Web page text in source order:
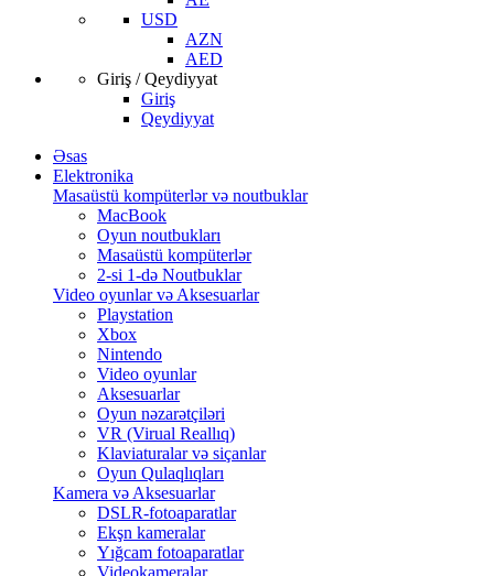
USD
AZN
AED
Giriş / Qeydiyyat
Giriş
Qeydiyyat
Əsas
Elektronika
Masaüstü kompüterlər və noutbuklar
MacBook
Oyun noutbukları
Masaüstü kompüterlər
2-si 1-də Noutbuklar
Video oyunlar və Aksesuarlar
Playstation
Xbox
Nintendo
Video oyunlar
Aksesuarlar
Oyun nəzarətçiləri
VR (Virual Reallıq)
Klaviaturalar və siçanlar
Oyun Qulaqlıqları
Kamera və Aksesuarlar
DSLR-fotoaparatlar
Ekşn kameralar
Yığcam fotoaparatlar
Videokameralar